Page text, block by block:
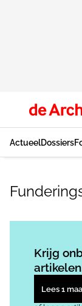
ActueelDossiers
Krijg
Lees 1